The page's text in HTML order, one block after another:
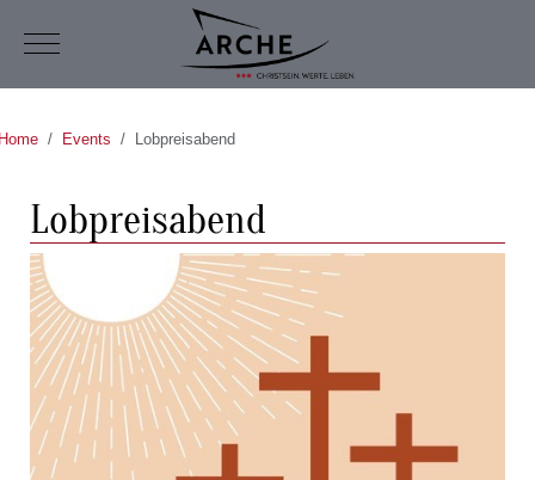
Mobile Menu Toggle
Events Lobpreisabend
Lobpreisabend